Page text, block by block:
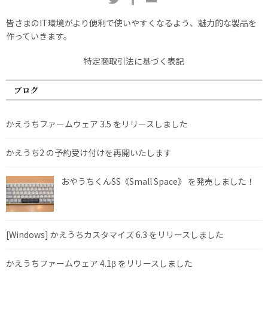
皆さまのIT環境がより便利で使いやすくなるよう、魅力的な製品を
作っていきます。
特定商取引法に基づく表記
ブログ
かえうちファームウェア 3.5 をリリースしました
かえうち2 の予約受け付けを再開いたします
おやうちくんSS《Small Space》 を発売しました！
[Windows] かえうちカスタマイズ 6.3 をリリースしました
かえうちファームウェア 4.1β をリリースしました